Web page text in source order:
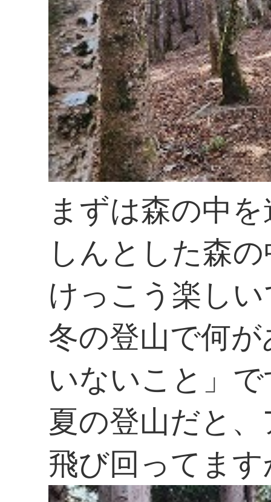
まずは森の中
しんとした森
けっこう楽し
冬の登山で何
いないこと」
夏の登山だと
飛び回ってま